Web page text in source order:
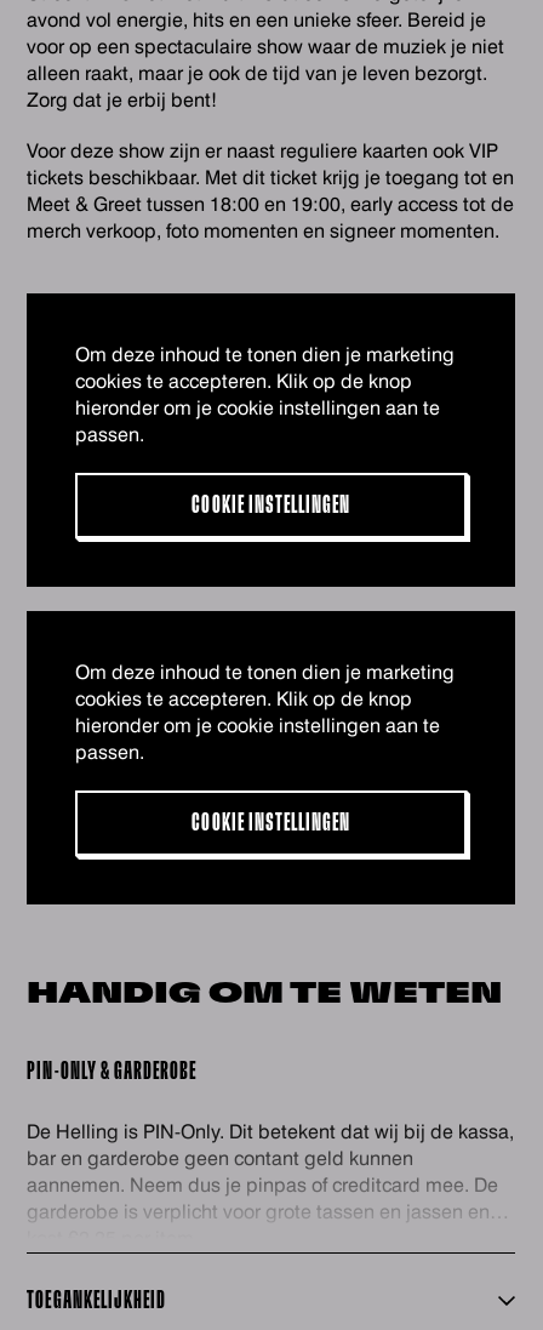
avond vol energie, hits en een unieke sfeer. Bereid je
voor op een spectaculaire show waar de muziek je niet
alleen raakt, maar je ook de tijd van je leven bezorgt.
Zorg dat je erbij bent!
Voor deze show zijn er naast reguliere kaarten ook VIP
tickets beschikbaar. Met dit ticket krijg je toegang tot en
Meet & Greet tussen 18:00 en 19:00, early access tot de
merch verkoop, foto momenten en signeer momenten.
Om deze inhoud te tonen dien je marketing
cookies te accepteren. Klik op de knop
hieronder om je cookie instellingen aan te
passen.
COOKIE INSTELLINGEN
Om deze inhoud te tonen dien je marketing
cookies te accepteren. Klik op de knop
hieronder om je cookie instellingen aan te
passen.
COOKIE INSTELLINGEN
HANDIG OMTE WETEN
PIN-ONLY & GARDEROBE
De Helling is PIN-Only. Dit betekent dat wij bij de kassa,
bar en garderobe geen contant geld kunnen
aannemen. Neem dus je pinpas of creditcard mee. De
garderobe is verplicht voor grote tassen en jassen en
TOEGANKELIJKHEID